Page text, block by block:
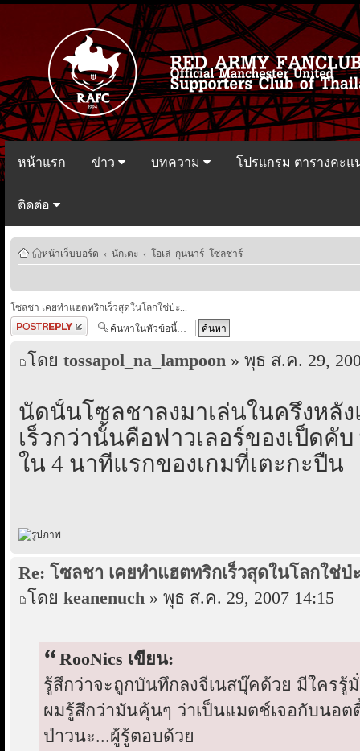
หน้าแรก ข่าว บทความ โปรแกรม ตารางคะ
ติดต่อ
หน้าเว็บบอร์ด ‹ นักเตะ ‹ โอเล่ กุนนาร์ โซลชาร์
โซลชา เคยทำแฮตทริกเร็วสุดในโลกใช่ป่ะ...
ตอบกระทู้
โดย tossapol_na_lampoon » พุธ ส.ค. 29,
นัดนั้นโซลชาลงมาเล่นในครึ่งหลั
เร็วกว่านั้นคือฟาวเลอร์ของเป็ดคั
ใน 4 นาทีแรกของเกมที่เตะกะปืน
Re: โซลชา เคยทำแฮตทริกเร็วสุดในโลกใช่ป่
โดย keanenuch » พุธ ส.ค. 29, 2007 14:15
RooNics เขียน:
รู้สึกว่าจะถูกบันทึกลงจีเนสบุ๊คด้วย มีใครรู้
ผมรู้สึกว่ามันคุ้นๆ ว่าเป็นแมตช์เจอกับนอต
ป่าวนะ...ผู้รู้ตอบด้วย